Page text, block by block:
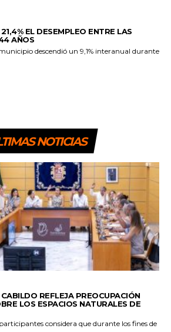
EL DESEMPLEO ENTRE LAS
AÑOS
descendió un 9,1% interanual durante
NOTICIAS
REFLEJA PREOCUPACIÓN
LOS ESPACIOS NATURALES DE
participantes considera que durante los fines de